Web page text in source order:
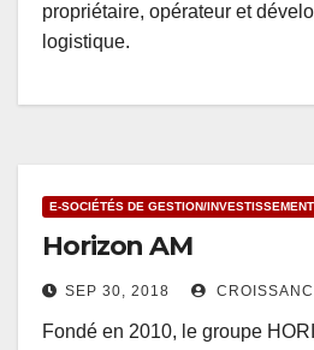
propriétaire, opérateur et
logistique.
E-SOCIÉTÉS DE GESTION/
Horizon AM
SEP 30, 2018
Fondé en 2010, le groupe